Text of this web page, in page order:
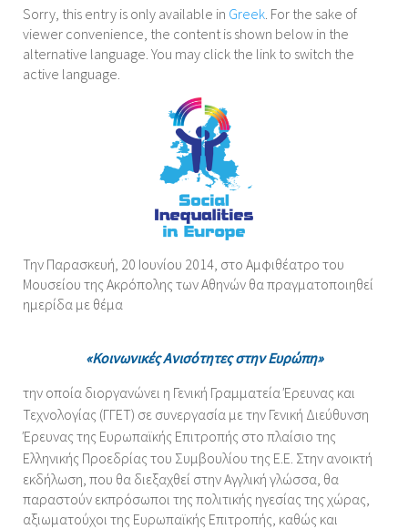
Sorry, this entry is only available in Greek. For the sake of
viewer convenience, the content is shown below in the
alternative language. You may click the link to switch the
active language.
Την Παρασκευή, 20 Ιουνίου 2014, στο Αμφιθέατρο του
Μουσείου της Ακρόπολης των Αθηνών θα πραγματοποιηθεί
ημερίδα με θέμα
«Κοινωνικές Ανισότητες στην Ευρώπη»
την οποία διοργανώνει η Γενική Γραμματεία Έρευνας και
Τεχνολογίας (ΓΓΕΤ) σε συνεργασία με την Γενική Διεύθυνση
Έρευνας της Ευρωπαϊκής Επιτροπής στο πλαίσιο της
Ελληνικής Προεδρίας του Συμβουλίου της Ε.Ε. Στην ανοικτή
εκδήλωση, που θα διεξαχθεί στην Αγγλική γλώσσα, θα
παραστούν εκπρόσωποι της πολιτικής ηγεσίας της χώρας,
αξιωματούχοι της Ευρωπαϊκής Επιτροπής, καθώς και